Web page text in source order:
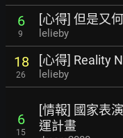
6
9
[心得] 但是又
lelieby
18
26
[心得] Reality
lelieby
6
15
[情報] 國家表
運計畫